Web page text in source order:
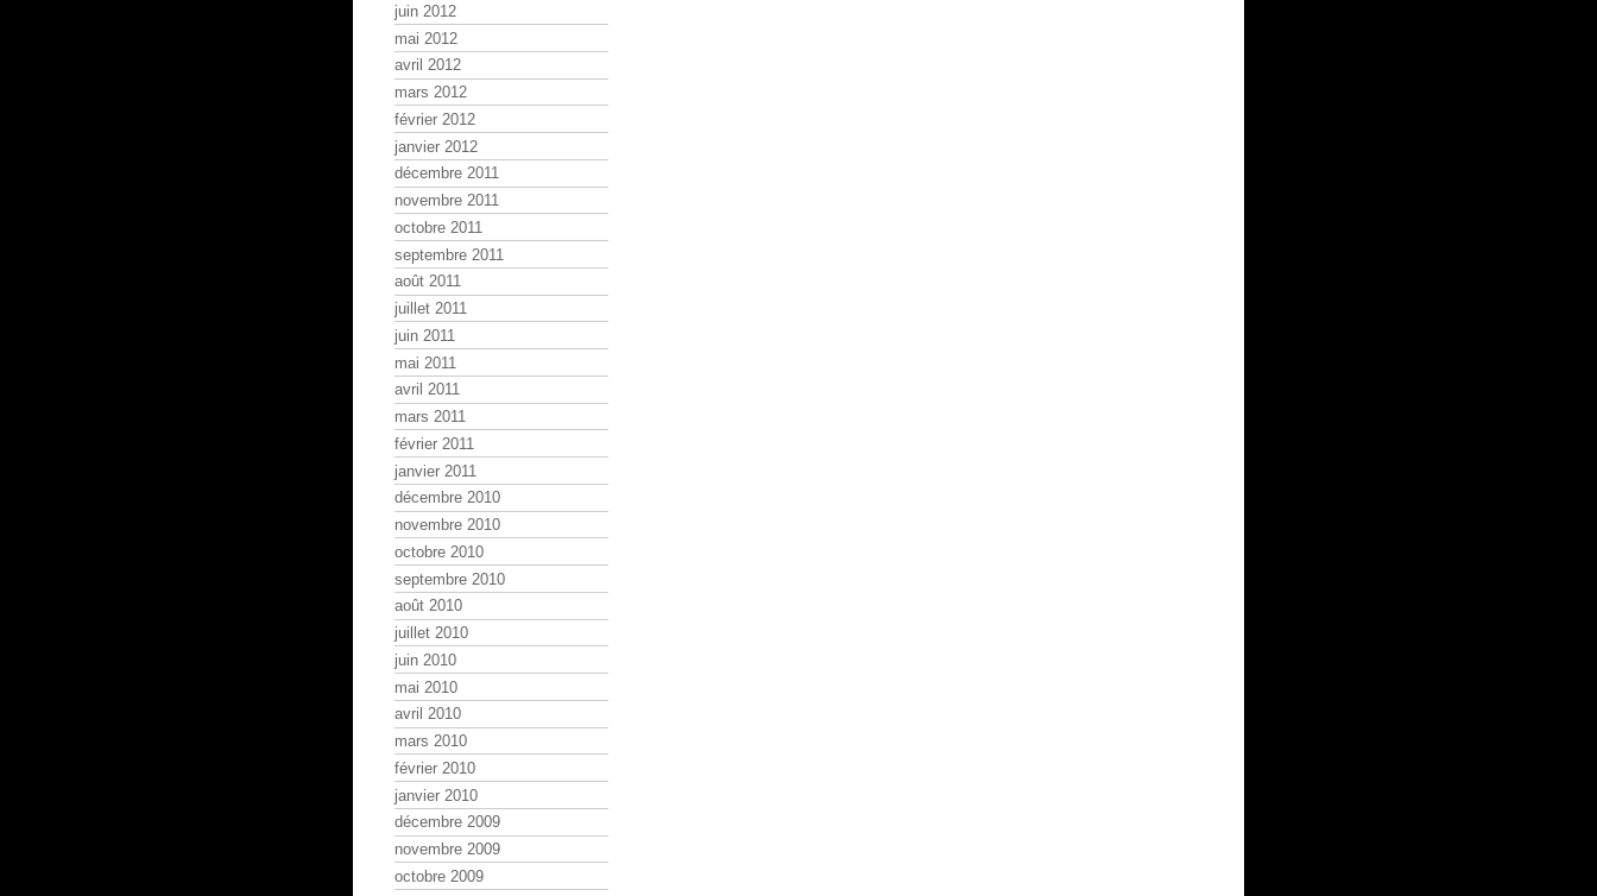
juin 2012
mai 2012
avril 2012
mars 2012
février 2012
janvier 2012
décembre 2011
novembre 2011
octobre 2011
septembre 2011
août 2011
juillet 2011
juin 2011
mai 2011
avril 2011
mars 2011
février 2011
janvier 2011
décembre 2010
novembre 2010
octobre 2010
septembre 2010
août 2010
juillet 2010
juin 2010
mai 2010
avril 2010
mars 2010
février 2010
janvier 2010
décembre 2009
novembre 2009
octobre 2009